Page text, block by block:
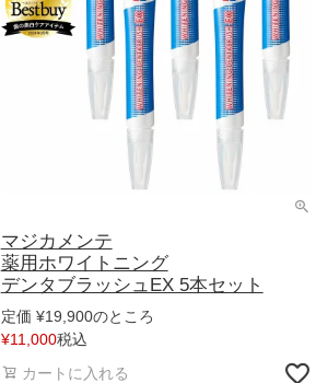
マジカメンテ
薬用ホワイトニング
デンタブラッシュEX 5本セット
定価 ¥19,900のところ
¥11,000税込
カートに入れる